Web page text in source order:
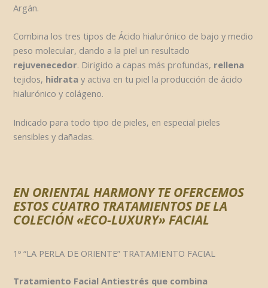
Argán.
Combina los tres tipos de Ácido hialurónico de bajo y medio
peso molecular, dando a la piel un resultado
rejuvenecedor. Dirigido a capas más profundas, rellena
tejidos, hidrata y activa en tu piel la producción de ácido
hialurónico y colágeno.
Indicado para todo tipo de pieles, en especial pieles
sensibles y dañadas.
EN ORIENTAL HARMONY TE OFERCEMOS
ESTOS CUATRO TRATAMIENTOS DE LA
COLECIÓN «ECO-LUXURY» FACIAL
1º “LA PERLA DE ORIENTE” TRATAMIENTO FACIAL
Tratamiento Facial Antiestrés que combina